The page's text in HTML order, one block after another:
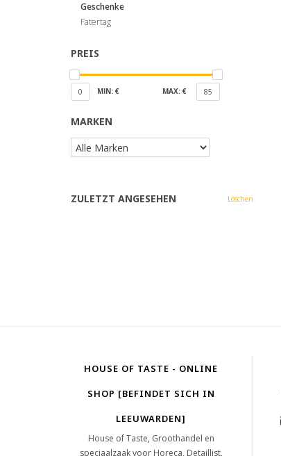
Geschenke
Fatertag
PREIS
0 MIN: € MAX: € 85
MARKEN
ZULETZT ANGESEHEN Löschen
HOUSE OF TASTE - ONLINE
SHOP [BEFINDET SICH IN
LEEUWARDEN]
House of Taste, Groothandel en
speciaalzaak voor Horeca, Detaillist,